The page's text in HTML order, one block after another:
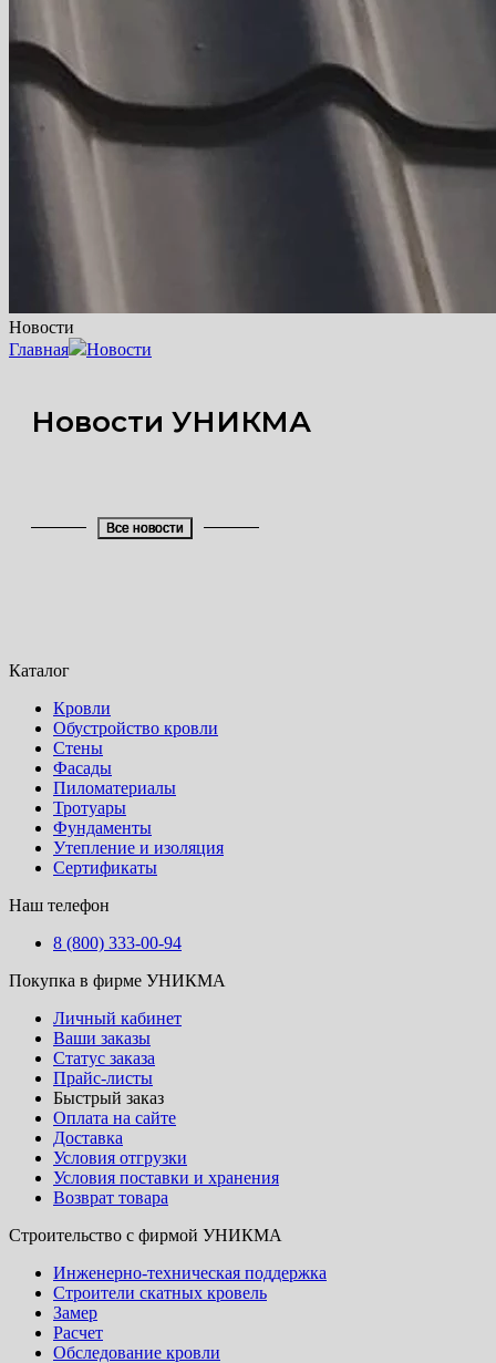
Новости
Главная
Новости
Новости УНИКМА
Все новости
Каталог
Кровли
Обустройство кровли
Стены
Фасады
Пиломатериалы
Тротуары
Фундаменты
Утепление и изоляция
Сертификаты
Наш телефон
8 (800) 333-00-94
Покупка в фирме УНИКМА
Личный кабинет
Ваши заказы
Статус заказа
Прайс-листы
Быстрый заказ
Оплата на сайте
Доставка
Условия отгрузки
Условия поставки и хранения
Возврат товара
Строительство с фирмой УНИКМА
Инженерно-техническая поддержка
Строители скатных кровель
Замер
Расчет
Обследование кровли